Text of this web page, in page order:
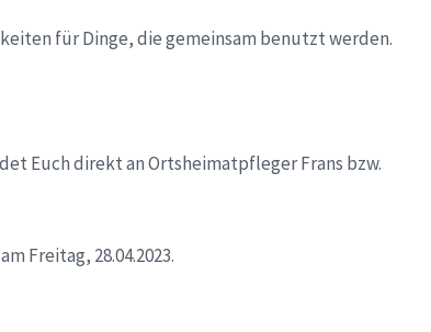
für Dinge, die gemeinsam benutzt werden.
Euch direkt an Ortsheimatpfleger Frans bzw.
Freitag, 28.04.2023.